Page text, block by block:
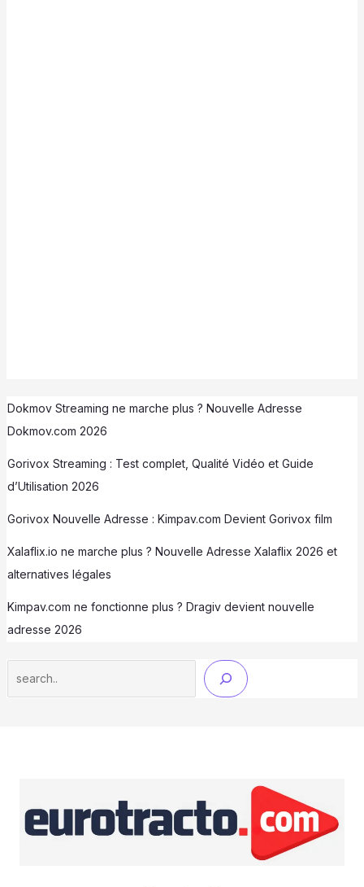
Dokmov Streaming ne marche plus ? Nouvelle Adresse
Dokmov.com 2026
Gorivox Streaming : Test complet, Qualité Vidéo et Guide
d’Utilisation 2026
Gorivox Nouvelle Adresse : Kimpav.com Devient Gorivox film
Xalaflix.io ne marche plus ? Nouvelle Adresse Xalaflix 2026 et
alternatives légales
Kimpav.com ne fonctionne plus ? Dragiv devient nouvelle
adresse 2026